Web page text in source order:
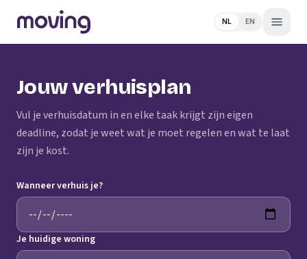
NL EN
Jouw verhuisplan
Vul je verhuisdatum in en elke taak krijgt zijn eigen
deadline, zodat je weet wat je moet regelen en wat te laat
zijn je kost.
Wanneer verhuis je?
Je huidige woning